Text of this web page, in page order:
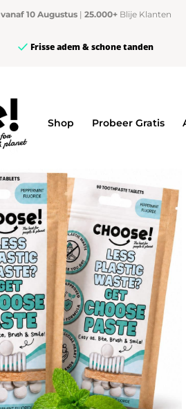
vanaf 10 Augustus | 25.000+ Blije Klanten
Frisse adem & schone tanden
Shop Probeer Gratis